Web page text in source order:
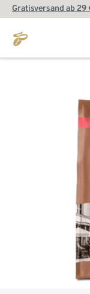
Gratisversand ab 29